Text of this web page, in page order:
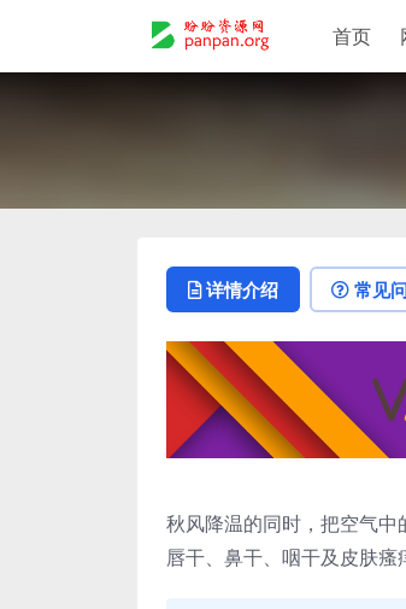
首页
详情介绍 常见
秋风降温的同时，把空气中
唇干、鼻干、咽干及皮肤瘙